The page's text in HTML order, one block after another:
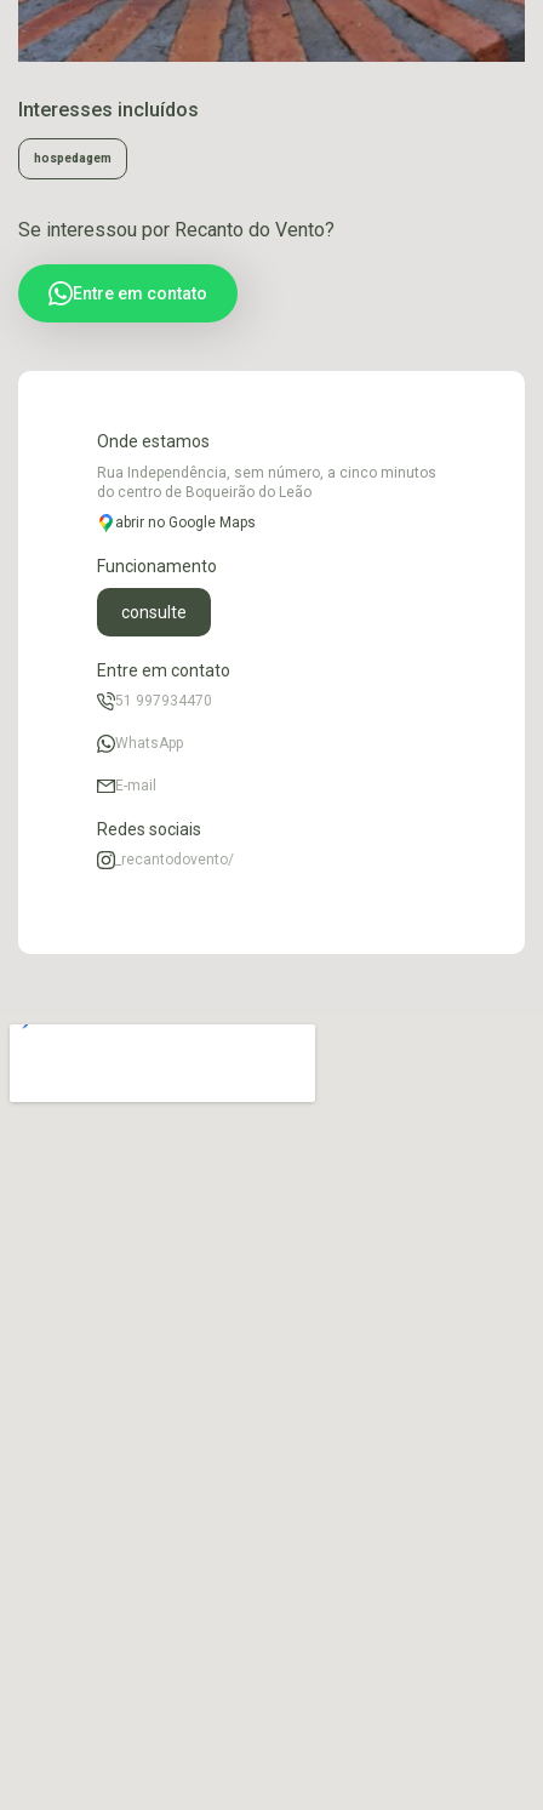
Interesses incluídos
hospedagem
Se interessou por Recanto do Vento?
Entre em contato
Onde estamos
Rua Independência, sem número, a cinco minutos
do centro de Boqueirão do Leão
abrir no Google Maps
Funcionamento
consulte
Entre em contato
51 997934470
WhatsApp
E-mail
Redes sociais
_recantodovento/